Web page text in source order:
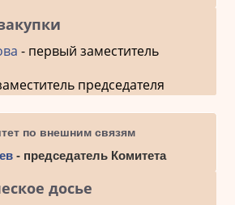
- первый заместитель
председателя
по внешним связям
- председатель Комитета
досье